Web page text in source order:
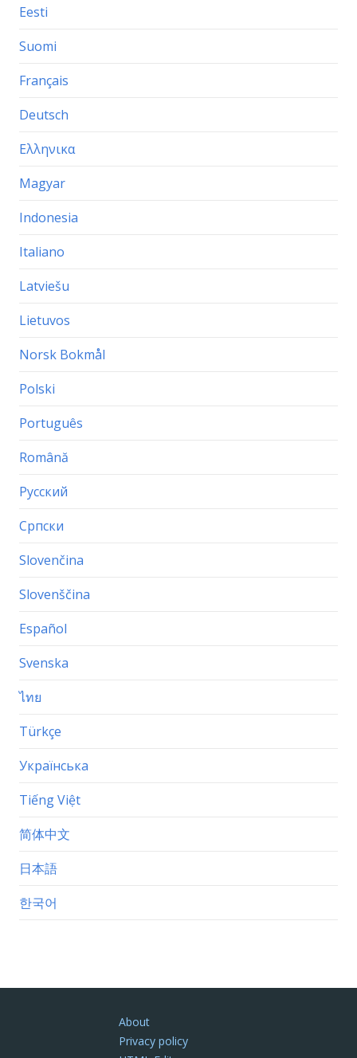
Eesti
Suomi
Français
Deutsch
Ελληνικα
Magyar
Indonesia
Italiano
Latviešu
Lietuvos
Norsk Bokmål
Polski
Português
Română
Русский
Српски
Slovenčina
Slovenščina
Español
Svenska
ไทย
Türkçe
Українська
Tiếng Việt
简体中文
日本語
한국어
About
Privacy policy